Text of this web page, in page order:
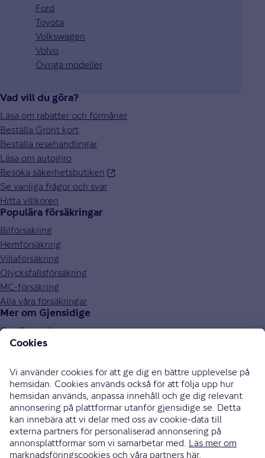
Ford
Toyota
Volkswagen
Volvo
Övriga modeller
Vad vill du göra?
Läsa om rabatter och förmåner
Beställa Grönt kort
Beställa resehandlingar
Läsa om autogiro
Besöka säkerhetsbutiken
Se vanliga frågor och svar
Hitta villkoren
Populära försäkringar
Bilförsäkring
Hemförsäkring
Villaförsäkring
Olycksfallsförsäkring
MC-försäkring
Alla våra försäkringar
Mer om Gjensidige
Om Gjensidige
Jobba hos oss
Press och media
Investor relations
Samarbetspartners
0771-326 326
Bli uppringd
Skriv till oss